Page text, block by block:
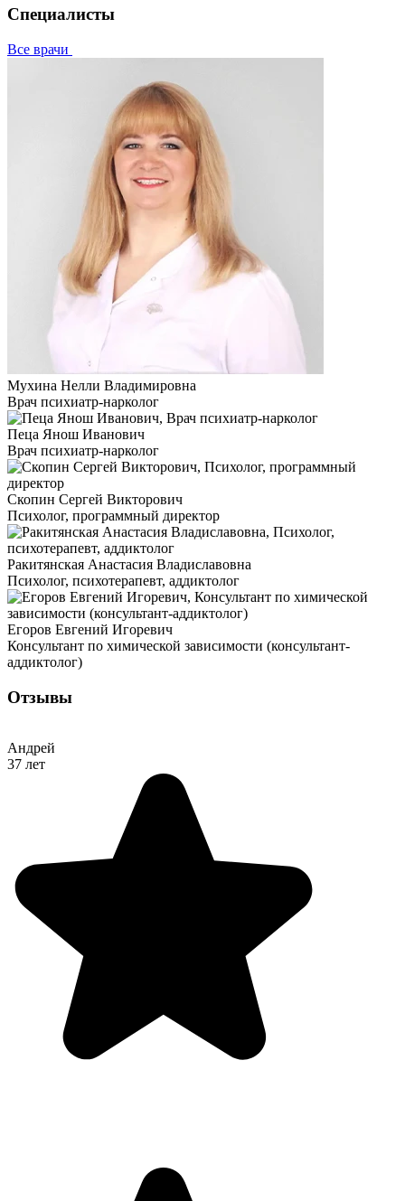
Специалисты
Все врачи
Мухина Нелли Владимировна
Врач психиатр-нарколог
Пеца Янош Иванович
Врач психиатр-нарколог
Скопин Сергей Викторович
Психолог, программный директор
Ракитянская Анастасия Владиславовна
Психолог, психотерапевт, аддиктолог
Егоров Евгений Игоревич
Консультант по химической зависимости (консультант-
аддиктолог)
Отзывы
Андрей
37 лет